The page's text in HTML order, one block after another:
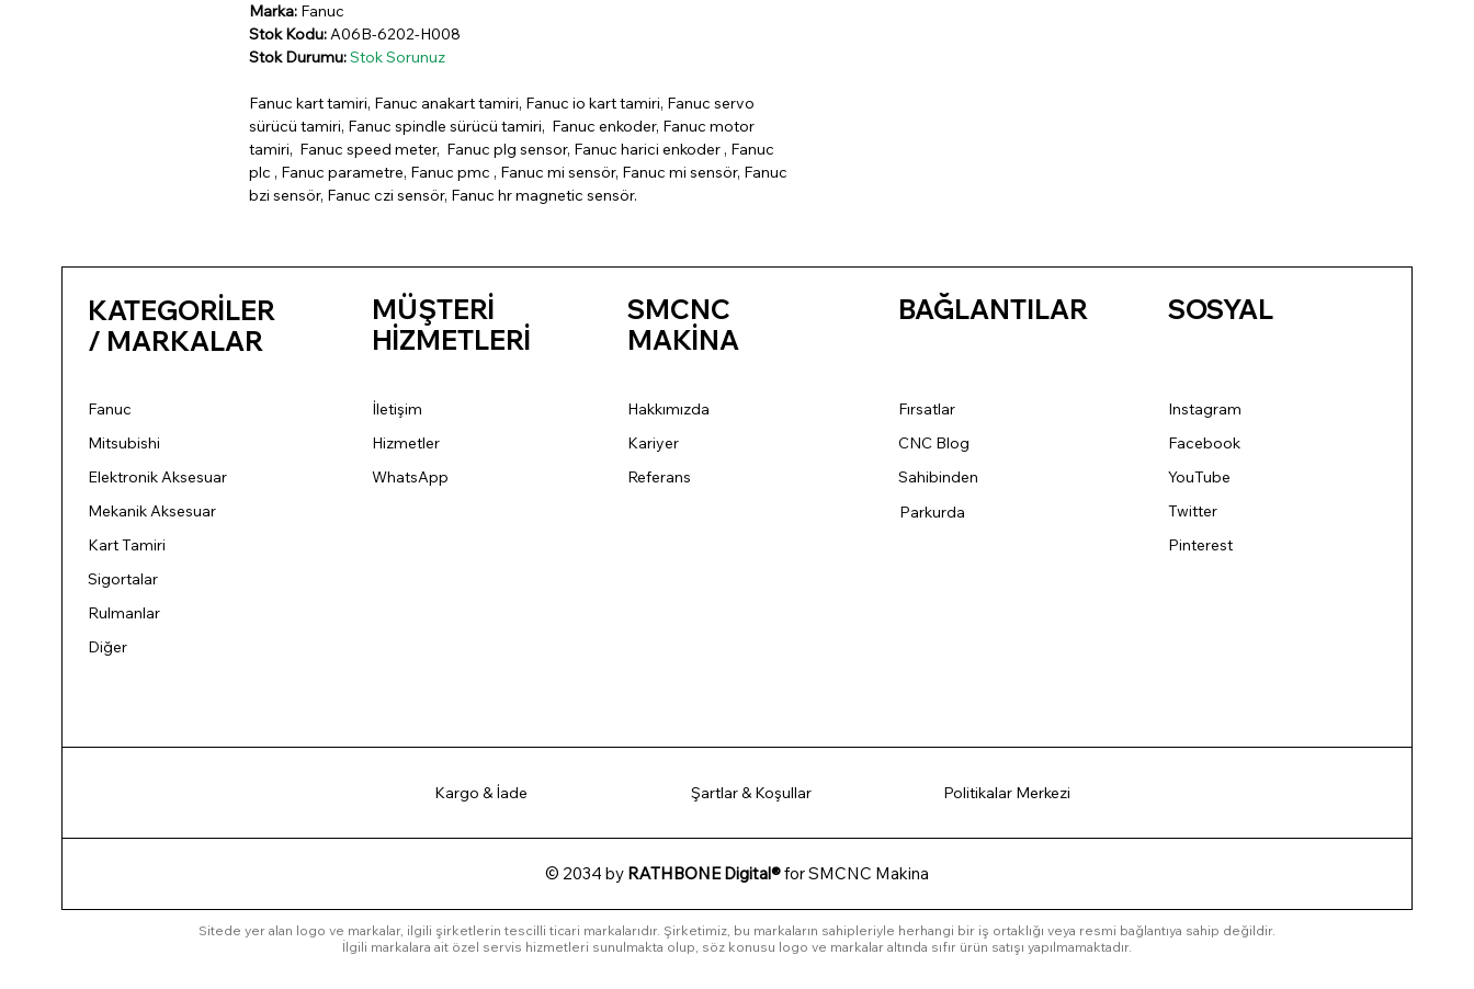
Marka: Fanuc
Stok Kodu:A06B-6202-H008
Stok Durumu:Stok Sorunuz
Fanuc kart tamiri, Fanuc anakart tamiri, Fanuc io kart tamiri, Fanuc servo
sürücü tamiri, Fanuc spindle sürücü tamiri, Fanuc enkoder, Fanuc motor
tamiri, Fanuc speed meter, Fanuc plg sensor, Fanuc harici enkoder , Fanuc
plc , Fanuc parametre, Fanuc pmc , Fanuc mi sensör, Fanuc mi sensör, Fanuc
bzi sensör, Fanuc czi sensör, Fanuc hr magnetic sensör.
KATEGORİLER
/ MARKALAR
Fanuc
Mitsubishi
Elektronik Aksesuar
Mekanik Aksesuar
Kart Tamiri
Sigortalar
Rulmanlar
Diğer
MÜŞTERİ
HİZMETLERİ
İletişim
Hizmetler
WhatsApp
SMCNC
MAKİNA
Hakkımızda
Kariyer
Referans
BAĞLANTILAR
Fırsatlar
CNC Blog
Sahibinden
Parkurda
SOSYAL
Instagram
Facebook
YouTube
Twitter
Pinterest
Kargo & İade Şartlar & Koşullar Politikalar Merkezi
© 2034 by RATHBONE Digital®for SMCNC Makina
Sitede yer alan logo ve markalar, ilgili şirketlerin tescilli ticari markalarıdır. Şirketimiz, bu markaların sahipleriyle herhangi bir iş ortaklığı veya resmi bağlantıya sahip değildir.
İlgili markalara ait özel servis hizmetleri sunulmakta olup, söz konusu logo ve markalar altında sıfır ürün satışı yapılmamaktadır.